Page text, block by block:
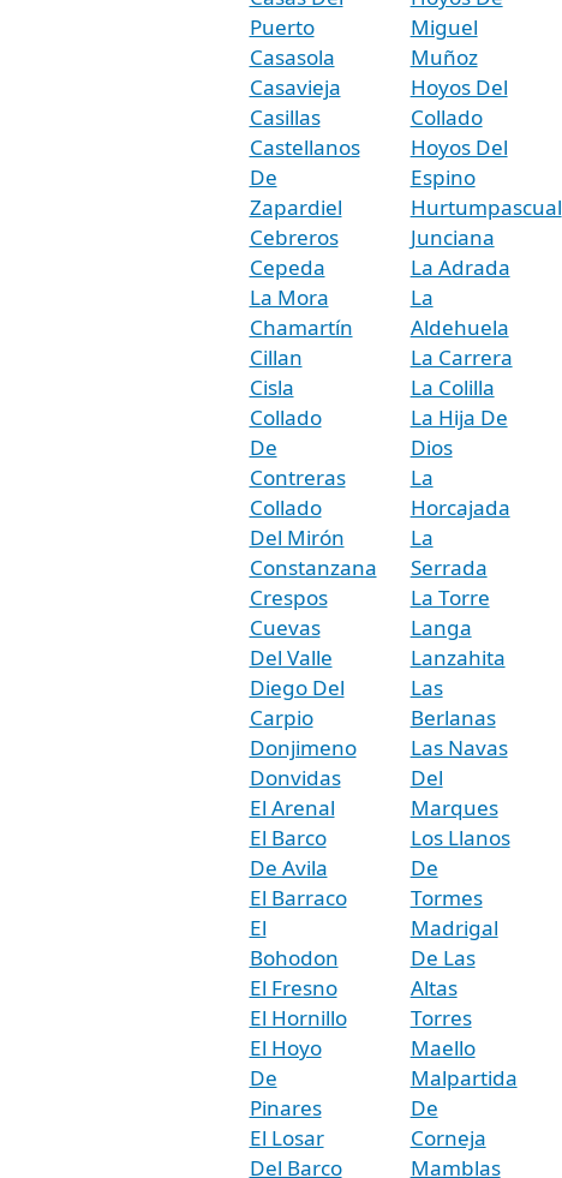
Puerto
Casasola
Casavieja
Casillas
Castellanos
De
Zapardiel
Cebreros
Cepeda
La Mora
Chamartín
Cillan
Cisla
Collado
De
Contreras
Collado
Del Mirón
Constanzana
Crespos
Cuevas
Del Valle
Diego Del
Carpio
Donjimeno
Donvidas
El Arenal
El Barco
De Avila
El Barraco
El
Bohodon
El Fresno
El Hornillo
El Hoyo
De
Pinares
El Losar
Del Barco
Miguel
Muñoz
Hoyos Del
Collado
Hoyos Del
Espino
Hurtumpascual
Junciana
La Adrada
La
Aldehuela
La Carrera
La Colilla
La Hija De
Dios
La
Horcajada
La
Serrada
La Torre
Langa
Lanzahita
Las
Berlanas
Las Navas
Del
Marques
Los Llanos
De
Tormes
Madrigal
De Las
Altas
Torres
Maello
Malpartida
De
Corneja
Mamblas